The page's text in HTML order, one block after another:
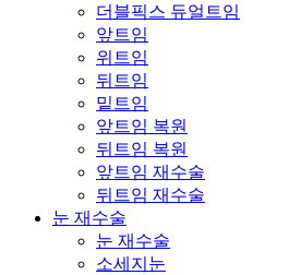
더블픽스 듀얼트임
앞트임
위트임
뒤트임
밑트임
앞트임 복원
뒤트임 복원
앞트임 재수술
뒤트임 재수술
눈 재수술
눈 재수술
소세지눈